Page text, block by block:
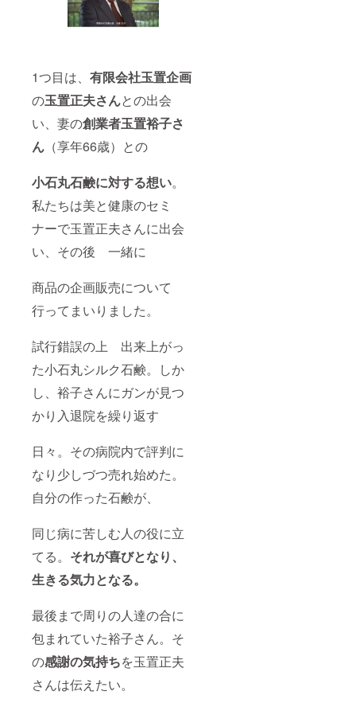
1つ目は、 有限会社玉置企画
の玉置正夫さんとの出会
い、妻の創業者玉置裕子さ
ん （享年66歳）との
小石丸石鹸に対する想い。
私たちは美と健康のセミ
ナーで玉置正夫さんに出会
い、その後 一緒に
商品の企画販売について
行ってまいりました。
試行錯誤の上 出来上がっ
た小石丸シルク石鹸。しか
し、裕子さんにガンが見つ
かり入退院を繰り返す
日々。その病院内で評判に
なり少しづつ売れ始めた。
自分の作った石鹸が、
同じ病に苦しむ人の役に立
てる。 それが喜びとなり、
生きる気力となる。
最後まで周りの人達の合に
包まれていた裕子さん。そ
の感謝の気持ちを玉置正夫
さんは伝えたい。